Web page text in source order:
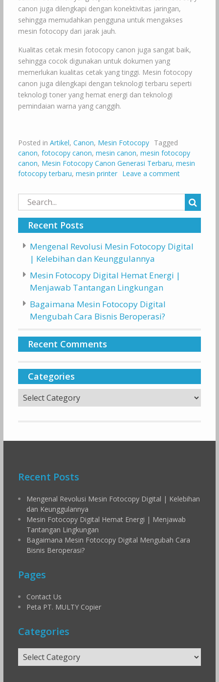
canon juga dilengkapi dengan konektivitas jaringan,
sehingga memudahkan pengguna untuk mengakses
mesin fotocopy dari jarak jauh.
Kualitas cetak mesin fotocopy canon juga sangat baik,
sehingga cocok digunakan untuk dokumen yang
memerlukan kualitas cetak yang tinggi. Mesin fotocopy
canon juga dilengkapi dengan teknologi terbaru seperti
teknologi toner yang hemat energi dan teknologi
pemindaian warna yang canggih.
Posted in Artikel, Canon, Mesin Fotocopy Tagged
canon, fotocopy canon, mesin canon, mesin fotocopy
canon, Mesin Fotocopy Canon Generasi Terbaru, mesin
fotocopy terbaru, mesin printer Leave a comment
Search
for:
Recent Posts
Mengenal Revolusi Mesin Fotocopy Digital
| Kelebihan dan Keunggulannya
Mesin Fotocopy Digital Hemat Energi |
Menjawab Tantangan Lingkungan
Bagaimana Mesin Fotocopy Digital
Mengubah Cara Bisnis Beroperasi?
Recent Comments
Categories
Categories
Recent Posts
Mengenal Revolusi Mesin Fotocopy Digital | Kelebihan
dan Keunggulannya
Mesin Fotocopy Digital Hemat Energi | Menjawab
Tantangan Lingkungan
Bagaimana Mesin Fotocopy Digital Mengubah Cara
Bisnis Beroperasi?
Pages
Contact Us
Peta PT. MULTY Copier
Categories
Categories